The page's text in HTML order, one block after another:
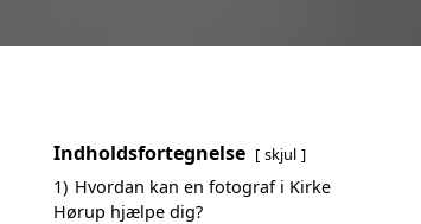
Indholdsfortegnelse skjul
1) Hvordan kan en fotograf i Kirke
Hørup hjælpe dig?